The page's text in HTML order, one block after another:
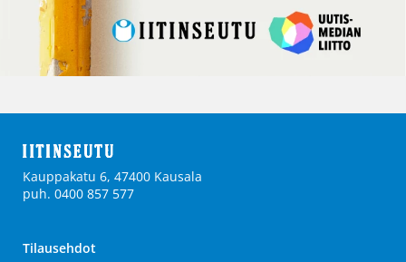
Kauppakatu 6, 47400 Kausala
puh. 0400 857 577
Tilausehdot